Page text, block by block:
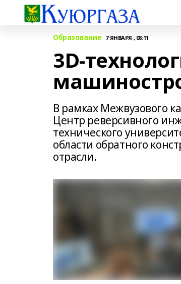
Образование 7 ЯНВАРЯ , 08:11
3D-
В рамках Межвузового
Центр реверсивного
технического
области обратного
отрасли.